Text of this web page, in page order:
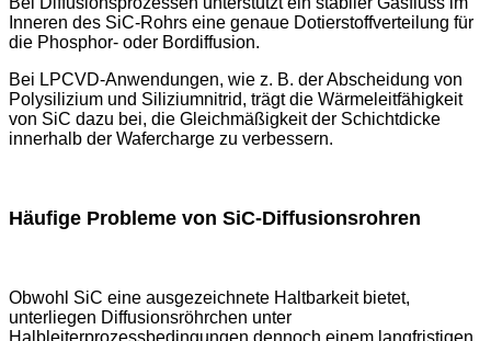
Inneren des SiC-Rohrs eine genaue Dotierstoffverteilung für
die Phosphor- oder Bordiffusion.
Bei LPCVD-Anwendungen, wie z. B. der Abscheidung von
Polysilizium und Siliziumnitrid, trägt die Wärmeleitfähigkeit
von SiC dazu bei, die Gleichmäßigkeit der Schichtdicke
innerhalb der Wafercharge zu verbessern.
Häufige Probleme von SiC-Diffusionsrohren
Obwohl SiC eine ausgezeichnete Haltbarkeit bietet,
unterliegen Diffusionsröhrchen unter